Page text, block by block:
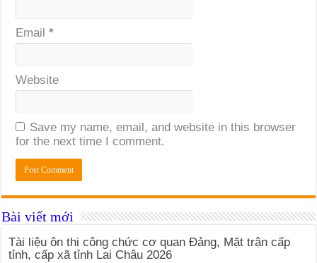
Email*
Website
Save my name, email, and website in this browser
for the next time I comment.
Bài viết mới
Tài liệu ôn thi công chức cơ quan Đảng, Mặt trận cấp
tỉnh, cấp xã tỉnh Lai Châu 2026